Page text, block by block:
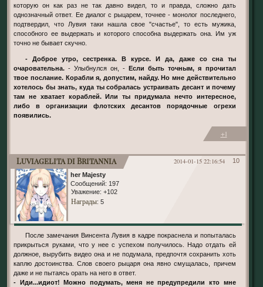
которую он как раз не так давно видел, то и правда, сложно дать
однозначный ответ. Ее диалог с рыцарем, точнее - монолог последнего,
подтвердил, что Лувия таки нашла свое "счастье", то есть мужика,
способного ее выдержать и которого способна выдержать она. Им уж
точно не бывает скучно.
- Доброе утро, сестренка. В курсе. И да, даже со сна ты
очаровательна. - Улыбнулся он, -Если быть точным, я прочитал
твое послание. Корабли я, допустим, найду. Но мне действительно
хотелось бы знать, куда ты собралась устраивать десант и почему
там не хватает кораблей. Или ты придумала нечто интересное,
либо в организации флотских десантов порядочные огрехи
появились.
+1
10
2014-01-15 22:16:54
Luviagelita di Britannia
her Majesty
Сообщений: 197
Уважение: +102
Награды: 5
После замечания Винсента Лувия в кадре покраснела и попыталась
прикрыться руками, что у нее с успехом получилось. Надо отдать ей
должное, вырубить видео она и не подумала, предпочтя сохранить хоть
каплю достоинства. Слов своего рыцаря она явно смущалась, причем
даже и не пытаясь орать на него в ответ.
- Иди...идиот! Можно подумать, меня не предупредили кто мне